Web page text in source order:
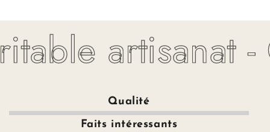
artisanat -
Qualité
Faits intéressants